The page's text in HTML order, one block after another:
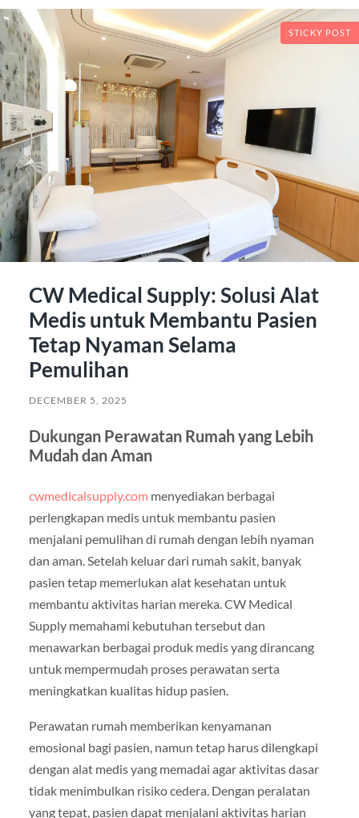
STICKY POST
CW Medical Supply: Solusi Alat
Medis untuk Membantu Pasien
Tetap Nyaman Selama
Pemulihan
DECEMBER 5, 2025
Dukungan Perawatan Rumah yang Lebih
Mudah dan Aman
cwmedicalsupply.com menyediakan berbagai
perlengkapan medis untuk membantu pasien
menjalani pemulihan di rumah dengan lebih nyaman
dan aman. Setelah keluar dari rumah sakit, banyak
pasien tetap memerlukan alat kesehatan untuk
membantu aktivitas harian mereka. CW Medical
Supply memahami kebutuhan tersebut dan
menawarkan berbagai produk medis yang dirancang
untuk mempermudah proses perawatan serta
meningkatkan kualitas hidup pasien.
Perawatan rumah memberikan kenyamanan
emosional bagi pasien, namun tetap harus dilengkapi
dengan alat medis yang memadai agar aktivitas dasar
tidak menimbulkan risiko cedera. Dengan peralatan
yang tepat, pasien dapat menjalani aktivitas harian